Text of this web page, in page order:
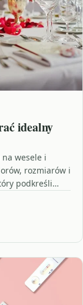
idealny
wesele i
rozmiarów i
podkreśli